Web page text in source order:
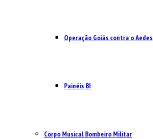
Operação Goiás contra o Aedes
Painéis BI
Corpo Musical Bombeiro Militar